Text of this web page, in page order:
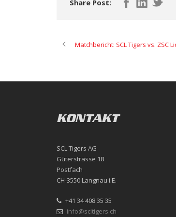
Share Post:
Matchbericht: SCL Tigers vs. ZSC
KONTAKT
SCL Tigers AG
Güterstrasse 18
Postfach
CH-3550 Langnau i.E.
+41 34 408 35 35
info@scltigers.ch